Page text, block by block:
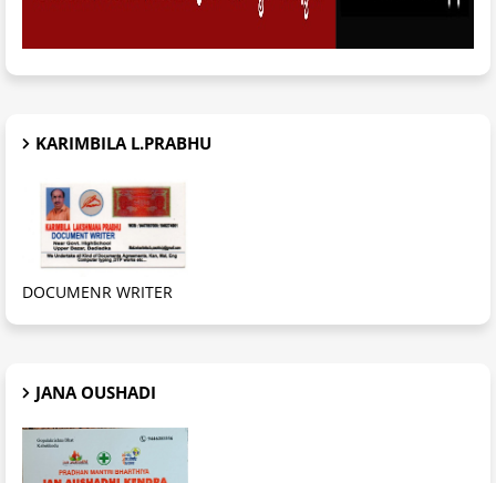
KARIMBILA L.PRABHU
DOCUMENR WRITER
JANA OUSHADI